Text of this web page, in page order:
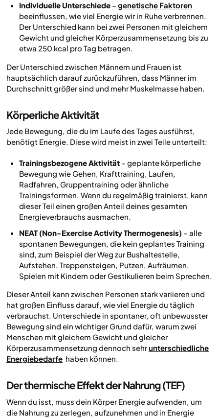
Individuelle Unterschiede– genetische Faktoren
beeinflussen, wie viel Energie wir in Ruhe verbrennen.
Der Unterschied kann bei zwei Personen mit gleichem
Gewicht und gleicher Körperzusammensetzung bis zu
etwa 250 kcal pro Tag betragen.
Der Unterschied zwischen Männern und Frauen ist
hauptsächlich darauf zurückzuführen, dass Männer im
Durchschnitt größer sind und mehr Muskelmasse haben.
Körperliche Aktivität
Jede Bewegung, die du im Laufe des Tages ausführst,
benötigt Energie. Diese wird meist in zwei Teile unterteilt:
Trainingsbezogene Aktivität– geplante körperliche
Bewegung wie Gehen, Krafttraining, Laufen,
Radfahren, Gruppentraining oder ähnliche
Trainingsformen. Wenn du regelmäßig trainierst, kann
dieser Teil einen großen Anteil deines gesamten
Energieverbrauchs ausmachen.
NEAT (Non-Exercise Activity Thermogenesis) – alle
spontanen Bewegungen, die kein geplantes Training
sind, zum Beispiel der Weg zur Bushaltestelle,
Aufstehen, Treppensteigen, Putzen, Aufräumen,
Spielen mit Kindern oder Gestikulieren beim Sprechen.
Dieser Anteil kann zwischen Personen stark variieren und
hat großen Einfluss darauf, wie viel Energie du täglich
verbrauchst. Unterschiede in spontaner, oft unbewusster
Bewegung sind ein wichtiger Grund dafür, warum zwei
Menschen mit gleichem Gewicht und gleicher
Körperzusammensetzung dennoch sehrunterschiedliche
Energiebedarfe haben können.
Der thermische Effekt der Nahrung (TEF)
Wenn du isst, muss dein Körper Energie aufwenden, um
die Nahrung zu zerlegen, aufzunehmen und in Energie